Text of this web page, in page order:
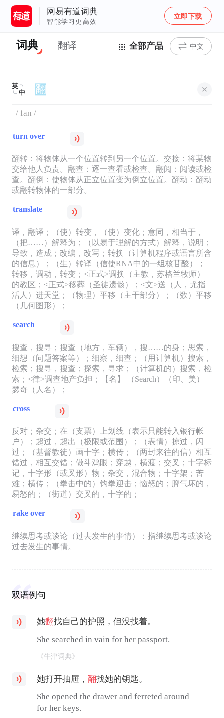
网易有道词典
智能学习更高效
立即下载
词典 翻译 全部产品 中文
英
中
/ fān /
turn over
翻转：将物体从一个位置转到另一个位置。交接：将某物
交给他人负责。翻查：逐一查看或检查。翻阅：阅读或检
查。翻倒：使物体从正立位置变为倒立位置。翻动：翻动
或翻转物体的一部分。
translate
译，翻译；（使）转变，（使）变化；意同，相当于，
（把……）解释为；（以易于理解的方式）解释，说明；
导致，造成；改编，改写；转换（计算机程序或语言所含
的信息）；（生）转译（信使RNA中的一组核苷酸）；
转移，调动，转变；<正式>调换（主教，苏格兰牧师）
的教区；<正式>移葬（圣徒遗骸）；<文>送（人，尤指
活人）进天堂；（物理）平移（主干部分）；（数）平移
（几何图形）；
search
搜查，搜寻；搜查（地方，车辆），搜……的身；思索，
细想（问题答案等）；细察，细查；（用计算机）搜索，
检索；搜寻，搜查；探索，寻求；（计算机的）搜索，检
索；<律>调查地产负担；【名】 （Search）（印、美）
瑟奇（人名）；
cross
反对；杂交；在（支票）上划线（表示只能转入银行帐
户）；超过，超出（极限或范围）；（表情）掠过，闪
过；（基督教徒）画十字；横传；（两封来往的信）相互
错过，相互交错；做斗鸡眼；穿越，横渡；交叉；十字标
记，十字形（或叉形）物；杂交，混合物；十字架；苦
难；横传；（拳击中的）钩拳迎击；恼怒的；脾气坏的，
易怒的；（街道）交叉的，十字的；
rake over
继续思考或谈论（过去发生的事情）：指继续思考或谈论
过去发生的事情。
双语例句
她翻找自己的护照，但没找着。
She searched in vain for her passport.
《牛津词典》
她打开抽屉，翻找她的钥匙。
She opened the drawer and ferreted around
for her keys.